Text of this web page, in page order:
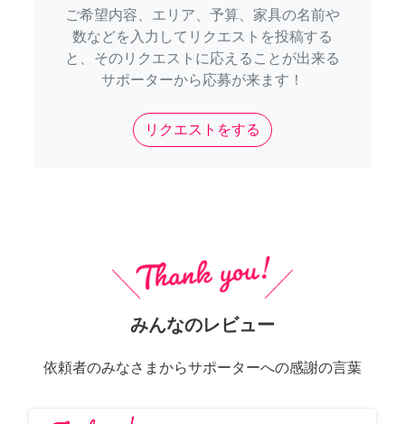
ご希望内容、エリア、予算、家具の名前や
数などを入力してリクエストを投稿する
と、そのリクエストに応えることが出来る
サポーターから応募が来ます！
リクエストをする
みんなのレビュー
依頼者のみなさまからサポーターへの感謝の言葉